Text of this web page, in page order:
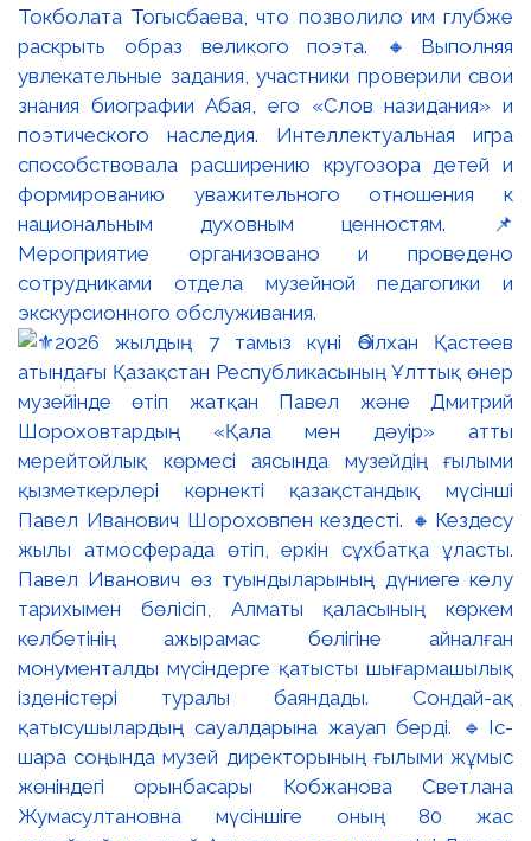
Токболата Тогысбаева, что позволило им глубже
раскрыть образ великого поэта. 🔸Выполняя
увлекательные задания, участники проверили свои
знания биографии Абая, его «Слов назидания» и
поэтического наследия. Интеллектуальная игра
способствовала расширению кругозора детей и
формированию уважительного отношения к
национальным духовным ценностям. 📌
Мероприятие организовано и проведено
сотрудниками отдела музейной педагогики и
экскурсионного обслуживания.